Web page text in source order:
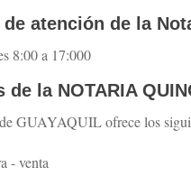
atención de la
8:00 a 17:000
la NOTARIA
GUAYAQUIL ofrece los
- venta